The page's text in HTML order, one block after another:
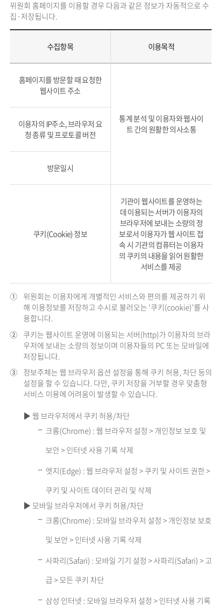
위원회 홈페이지를 이용할 경우 다음과 같은 정보가 자동적으로 수
집·저장됩니다.
수집항목 이용목적
홈페이지를 방문할 때 요청한
웹사이트 주소
통계 분석 및 이용자와 웹사이
트 간의 원활한 의사소통
이용자의 IP주소, 브라우저 요
청 종류 및 프로토콜 버전
방문일시
쿠키(Cookie) 정보
기관이 웹사이트를 운영하는
데 이용되는 서버가 이용자의
브라우저에 보내는 소량의 정
보로서 이용자가 웹 사이트 접
속 시 기관의 컴퓨터는 이용자
의 쿠키의 내용을 읽어 원활한
서비스를 제공
① 위원회는 이용자에게 개별적인 서비스와 편의를 제공하기 위
해 이용정보를 저장하고 수시로 불러오는 ‘쿠키(cookie)’를 사
용합니다.
② 쿠키는 웹사이트 운영에 이용되는 서버(http)가 이용자의 브라
우저에 보내는 소량의 정보이며 이용자들의 PC 또는 모바일에
저장됩니다.
③ 정보주체는 웹 브라우저 옵션 설정을 통해 쿠키 허용, 차단 등의
설정을 할 수 있습니다. 다만, 쿠키 저장을 거부할 경우 맞춤형
서비스 이용에 어려움이 발생할 수 있습니다.
▶ 웹 브라우저에서 쿠키 허용/차단
크롬(Chrome) : 웹 브라우저 설정 > 개인정보 보호 및
보안 > 인터넷 사용 기록 삭제
엣지(Edge) : 웹 브라우저 설정 > 쿠키 및 사이트 권한 >
쿠키 및 사이트 데이터 관리 및 삭제
▶ 모바일 브라우저에서 쿠키 허용/차단
크롬(Chrome) : 모바일 브라우저 설정 > 개인정보 보호
및 보안 > 인터넷 사용 기록 삭제
사파리(Safari) : 모바일 기기 설정 > 사파리(Safari) > 고
급 > 모든 쿠키 차단
삼성 인터넷 : 모바일 브라우저 설정 > 인터넷 사용 기록